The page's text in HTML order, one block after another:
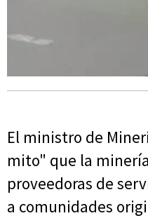
El ministro de
mito" que la
proveedoras de
a comunidades